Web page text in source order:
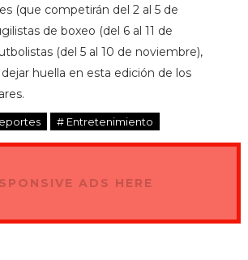
(que competirán del 2 al 5 de
de boxeo (del 6 al 11 de
(del 5 al 10 de noviembre),
huella en esta edición de los
# Entretenimiento
ADS HERE